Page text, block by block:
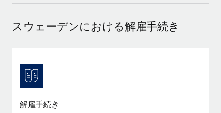
グローバル人事・コンプライアンスの専門サポート
候補者の選考プロセスをシンプルに
当社とのパートナーシップの可能性を検討する
イベント
ニュースルーム
情報センター
サポートを依頼する
すべてのリソースを表示する
スウェーデンにおける解雇手続き
解雇手続き